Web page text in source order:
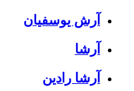
آرش یوسفیان
آرشا
آرشا رادین